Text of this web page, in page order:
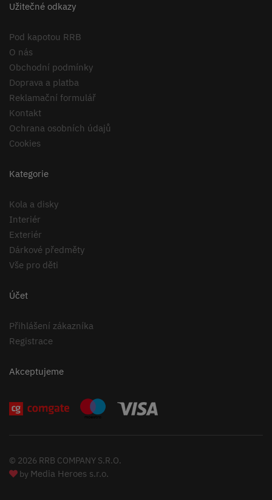
Užitečné odkazy
Pod kapotou RRB
O nás
Obchodní podmínky
Doprava a platba
Reklamační formulář
Kontakt
Ochrana osobních údajů
Cookies
Kategorie
Kola a disky
Interiér
Exteriér
Dárkové předměty
Vše pro děti
Účet
Přihlášení zákazníka
Registrace
Akceptujeme
© 2026 RRB COMPANY S.R.O.
by Media Heroes s.r.o.